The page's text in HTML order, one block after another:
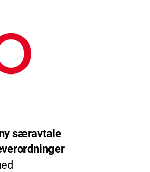
særavtale